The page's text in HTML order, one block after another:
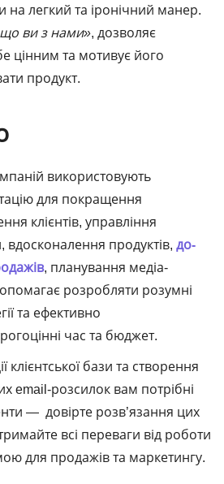
на легкий та іронічний манер.
ви з нами», дозволяє
цінним та мотивує його
продукт.
використовують
для покращення
клієнтів, управління
продуктів, до-
, планування медіа-
розробляти розумні
та ефективно
час та бюджет.
клієнтської бази та створення
email-розсилок вам потрібні
― довірте розв’язання цих
всі переваги від роботи
для продажів та маркетингу.